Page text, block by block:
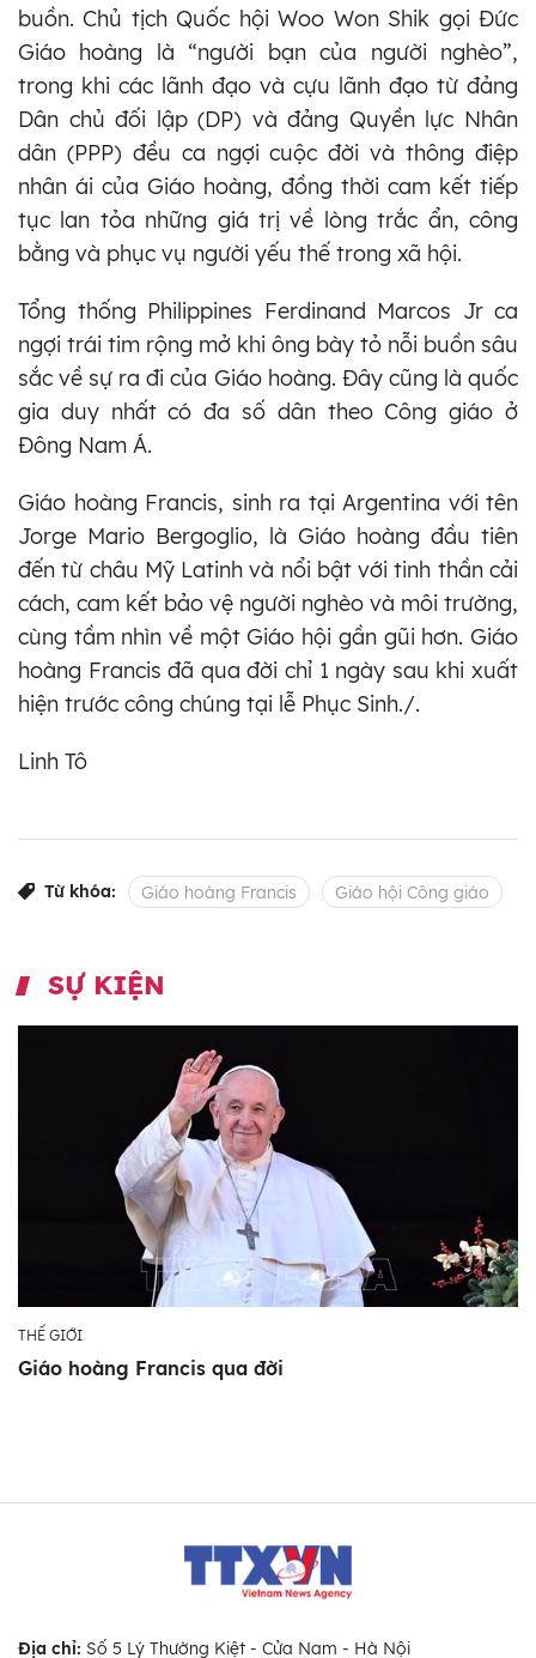
buồn. Chủ tịch Quốc hội Woo Won Shik gọi Đức
Giáo hoàng là “người bạn của người nghèo”,
trong khi các lãnh đạo và cựu lãnh đạo từ đảng
Dân chủ đối lập (DP) và đảng Quyền lực Nhân
dân (PPP) đều ca ngợi cuộc đời và thông điệp
nhân ái của Giáo hoàng, đồng thời cam kết tiếp
tục lan tỏa những giá trị về lòng trắc ẩn, công
bằng và phục vụ người yếu thế trong xã hội.
Tổng thống Philippines Ferdinand Marcos Jr ca
ngợi trái tim rộng mở khi ông bày tỏ nỗi buồn sâu
sắc về sự ra đi của Giáo hoàng. Đây cũng là quốc
gia duy nhất có đa số dân theo Công giáo ở
Đông Nam Á.
Giáo hoàng Francis, sinh ra tại Argentina với tên
Jorge Mario Bergoglio, là Giáo hoàng đầu tiên
đến từ châu Mỹ Latinh và nổi bật với tinh thần cải
cách, cam kết bảo vệ người nghèo và môi trường,
cùng tầm nhìn về một Giáo hội gần gũi hơn. Giáo
hoàng Francis đã qua đời chỉ 1 ngày sau khi xuất
hiện trước công chúng tại lễ Phục Sinh./.
Linh Tô
Từ khóa: Giáo hoàng Francis Giáo hội Công giáo
SỰ KIỆN
THẾ GIỚI
Giáo hoàng Francis qua đời
Địa chỉ: Số 5 Lý Thường Kiệt - Cửa Nam - Hà Nội